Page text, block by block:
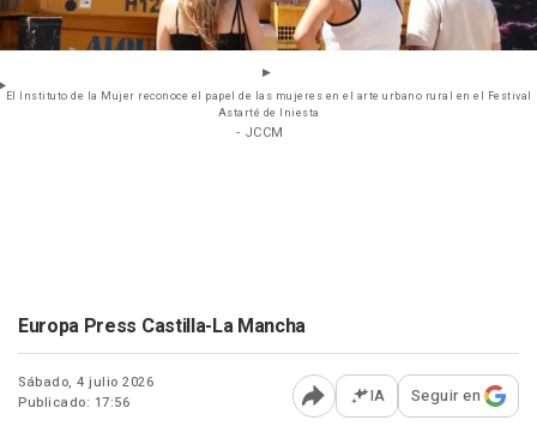
El Instituto de la Mujer reconoce el papel de las mujeres en el arte urbano rural en el Festival
Astarté de Iniesta
- JCCM
Europa Press Castilla-La Mancha
Sábado, 4 julio 2026
Publicado: 17:56
Abrir opciones para
IA Seguir en